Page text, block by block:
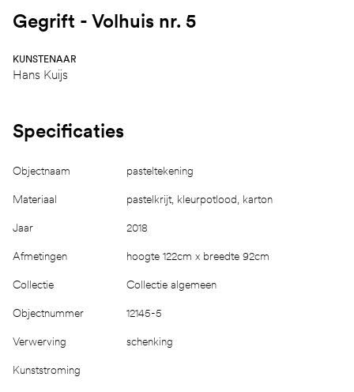
Gegrift - Volhuis nr. 5
KUNSTENAAR
Hans Kuijs
Specificaties
Objectnaam pasteltekening
Materiaal pastelkrijt, kleurpotlood, karton
Jaar 2018
Afmetingen hoogte 122cm x breedte 92cm
Collectie Collectie algemeen
Objectnummer 12145-5
Verwerving schenking
Kunststroming